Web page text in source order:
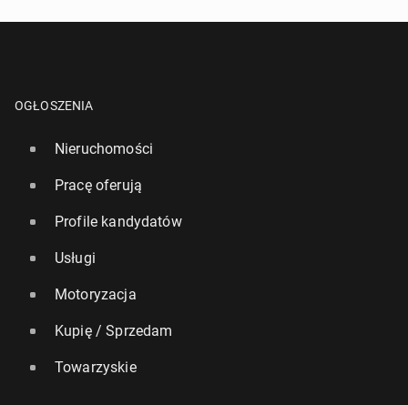
OGŁOSZENIA
Nieruchomości
Pracę oferują
Profile kandydatów
Usługi
Motoryzacja
Kupię / Sprzedam
Towarzyskie